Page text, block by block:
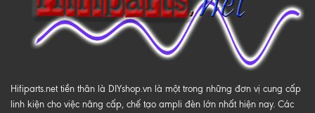
Hifiparts.net tiền thân là DIYshop.vn là một trong những đơn vị cung cấp
linh kiện cho việc nâng cấp, chế tạo ampli đèn lớn nhất hiện nay. Các